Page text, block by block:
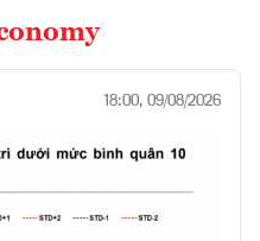
18:00, 09/08/2026